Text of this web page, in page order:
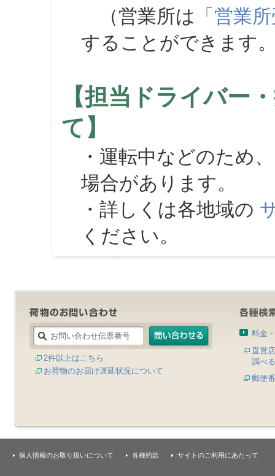
（営業所は 「営業
することができます
【担当ドライバー
て】
・運転中などのため
場合があります。
・詳しくは各地域の
ください。
2件以上はこちら
お荷物のお届け遅延状況について
料金
直営
調べる
郵便
個人情報のお取り扱いについて 各種約款 サイトのご利用にあたって